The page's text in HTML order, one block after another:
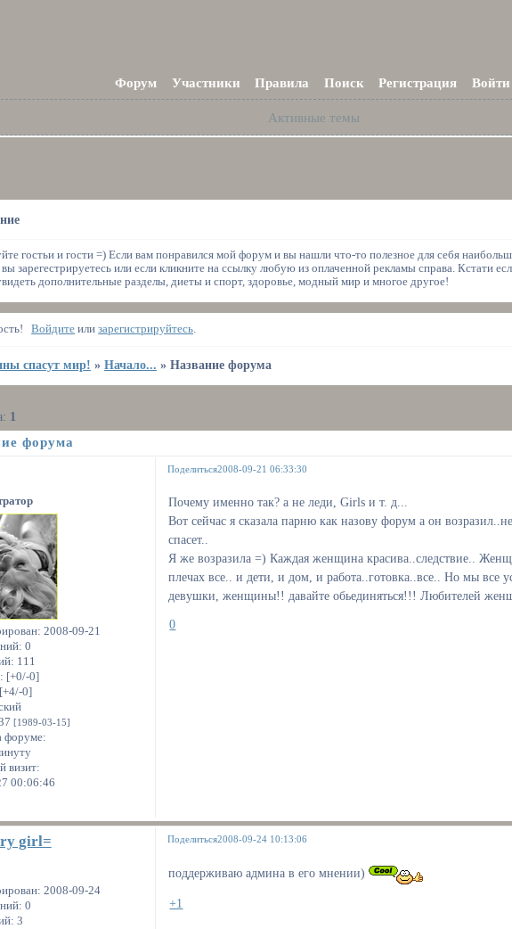
Форум Участники Правила Поиск Регистрация Войти
Активные темы
гостьи и гости =) Если вам понравился мой форум и вы нашли что-то полезное для себя
зарегестрируетесь или если кликните на ссылку любую из оплаченной рекламы справа. Кстати
дополнительные разделы, диеты и спорт, здоровье, модный мир и многое другое!
Войдите илизарегистрируйтесь
спасут мир! »Начало... »Название форума
форума
1
Поделиться2008-09-21 06:33:30
: 2008-09-21
0
111
[+0/-0]
[+4/-0]
[1989-03-15]
форуме:
визит:
00:06:46
Почему именно так? а не леди, Girls и т. д...
Вот сейчас я сказала парню как назову форум а он
спасет..
Я же возразила =) Каждая женщина красива..следствие..
плечах все.. и дети, и дом, и работа..готовка..все.. Но мы все
девушки, женщины!! давайте обьединяться!!! Любителей
0
Поделиться2008-09-24 10:13:06
girl=
: 2008-09-24
0
3
поддерживаю админа в его мнении)
+1